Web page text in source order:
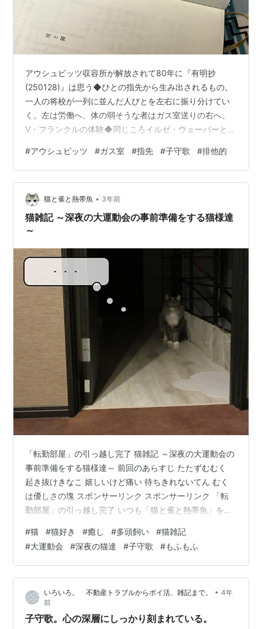
アウシュビッツ収容所が解放されて80年に『有明抄
(250128)』は思う◆ひとの指先から生み出されるもの。
一人の将校が一列に並んだ人びとを左右に振り分けてい
く。左は労働へ、体の弱そうな者はガス室送りの右へ。
V・フランクルの体験◆同じころイルゼ・ウェーバーとい
のために子守歌を作った。ガス室に送られる子がそれを
歌えば、知らずにガスを吸い込んで苦しまず死ねる。自
身も一緒に歌を口ずさんで亡くなったと◆ひとの愚かさ
と、それでも尊厳を失わなかったひとの強さを思う◆ヒ
トラーは自殺の直前に「100年後には新たな思想が生まれ
るだろう。宗教のように新しいナチズムが…
#アウシュビッツ #ガス室 #指先 #子守歌 #排他的
猫と雀と熱帯魚 • 3年前
猫雑記 ～深夜の大運動会の事前準備をする猫様達
～
「転勤部屋」の引っ越し完了 猫雑記 ～深夜の大運動会の
事前準備をする猫様達～ 前回のあらすじ たたずむむく
起き抜けきなこ 嬉しいけど痛い 待ちきれないてん むく
は優しさの塊 スポンサーリンク スポンサーリンク 「転
勤部屋」の引っ越し完了 いつも「猫と雀と熱帯魚」をご
越しが完了し、少し落ち着きました。 読者の皆様ご存じ
の通称「転勤部屋」の荷物が転勤先に運ばれていきまし
た。 むくの定位置であるリクライニングチェアが乗って
いた冷蔵庫も、すずめの夜の寝床だったベッドも転勤先
へ運ばれていきました。 猫様達には縄張りが侵されてし
まったように感じているか…
#猫 #猫好き #癒し #多頭飼い #猫雑記
#大運動会 #深夜の猫達 #子守歌 #もふもふ
いろいろ。 不動産トラブルからポイ活、雑記まで。 • 4年
前
子守歌。心の深層にしっかり刻まれている。